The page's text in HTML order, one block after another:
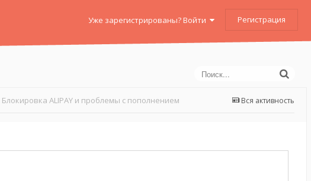
Уже зарегистрированы? Войти Регистрация
Вся активность
Блокировка ALIPAY и проблемы с пополнением